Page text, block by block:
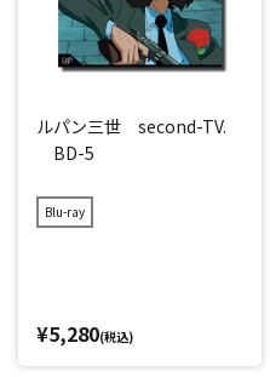
ルパン三世 second-TV.
BD-5
Blu-ray
¥5,280(税込)